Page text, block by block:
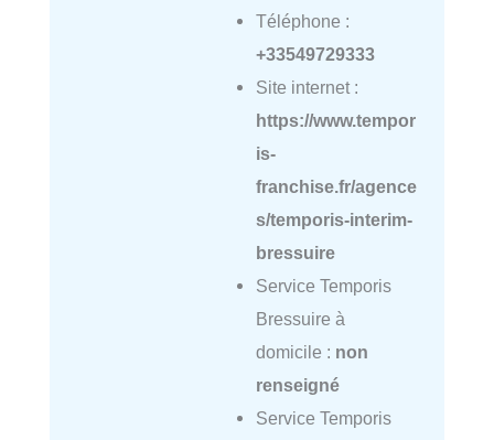
Téléphone :
+33549729333
Site internet :
https://www.tempor
is-
franchise.fr/agence
s/temporis-interim-
bressuire
Service Temporis
Bressuire à
domicile : non
renseigné
Service Temporis